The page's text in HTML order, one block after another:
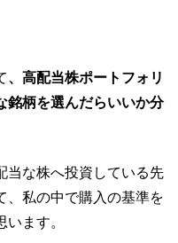
、高配当株ポートフォリ
銘柄を選んだらいいか分
当な株へ投資している先
、私の中で購入の基準を
ます。